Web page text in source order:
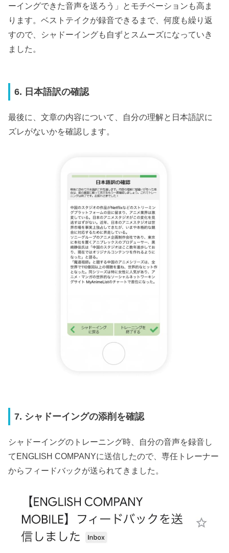
ーイングできた音声を送ろう」とモチベーションも高ま
ります。ベストテイクが録音できるまで、何度も繰り返
すので、シャドーイングも自ずとスムーズになっていき
ました。
6. 日本語訳の確認
最後に、文章の内容について、自分の理解と日本語訳に
ズレがないかを確認します。
7. シャドーイングの添削を確認
シャドーイングのトレーニング時、自分の音声を録音し
てENGLISH COMPANYに送信したので、専任トレーナー
からフィードバックが送られてきました。